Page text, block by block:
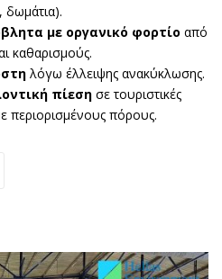
δωμάτια).
με οργανικό φορτίο από
καθαρισμούς.
λόγω έλλειψης ανακύκλωσης.
πίεση σε τουριστικές
περιορισμένους πόρους.